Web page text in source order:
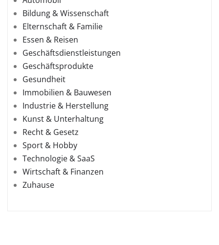
Bildung & Wissenschaft
Elternschaft & Familie
Essen & Reisen
Geschäftsdienstleistungen
Geschäftsprodukte
Gesundheit
Immobilien & Bauwesen
Industrie & Herstellung
Kunst & Unterhaltung
Recht & Gesetz
Sport & Hobby
Technologie & SaaS
Wirtschaft & Finanzen
Zuhause